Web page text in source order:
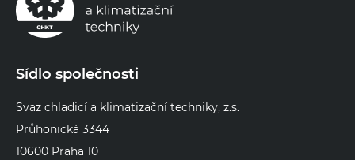
Sídlo společnosti
Svaz chladicí a klimatizační techniky, z.s.
Průhonická 3344
10600 Praha 10